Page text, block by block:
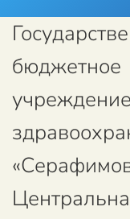
бюджетное
учреждение